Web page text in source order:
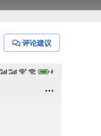
评论建议